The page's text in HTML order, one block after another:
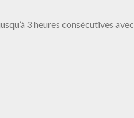
3 heures consécutives avec